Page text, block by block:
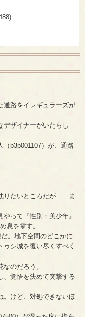
通路をイレギュラーズが
デザイナーがいたらし
（p3p001107）が、通路
りたいところだが……ま
って『性別：美少年』
息を零す。
。地下空間のどこかに
ゥシ城を覆い尽くすべく
のだろう。
、覚悟を決めて突撃する
。けど、対処できないほ